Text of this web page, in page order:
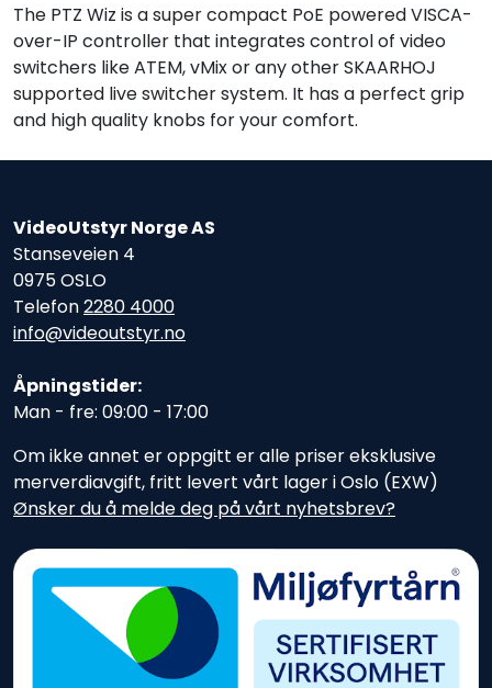
The PTZ Wiz is a super compact PoE powered VISCA-
over-IP controller that integrates control of video
switchers like ATEM, vMix or any other SKAARHOJ
supported live switcher system. It has a perfect grip
and high quality knobs for your comfort.
VideoUtstyr Norge AS
Stanseveien 4
0975 OSLO
Telefon2280 4000
info@videoutstyr.no
Åpningstider:
Man - fre: 09:00 - 17:00
Om ikke annet er oppgitt er alle priser eksklusive
merverdiavgift, fritt levert vårt lager i Oslo (EXW)
Ønsker du å melde deg på vårt nyhetsbrev?